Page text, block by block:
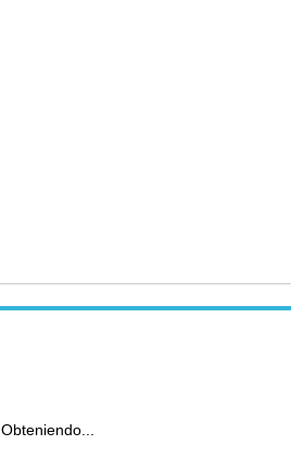
Obteniendo...